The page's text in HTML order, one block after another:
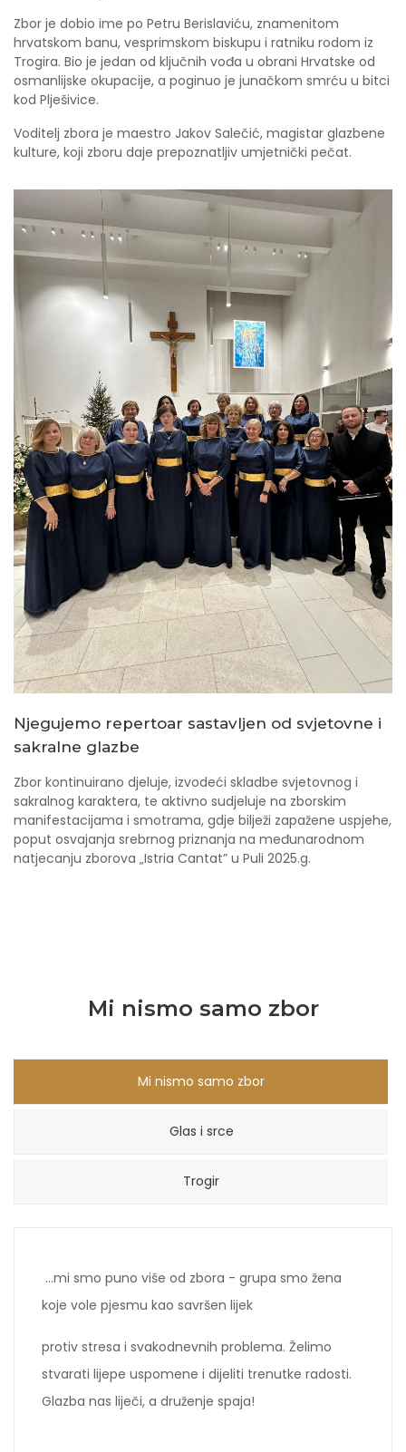
Zbor je dobio ime po Petru Berislaviću, znamenitom
hrvatskom banu, vesprimskom biskupu i ratniku rodom iz
Trogira. Bio je jedan od ključnih vođa u obrani Hrvatske od
osmanlijske okupacije, a poginuo je junačkom smrću u bitci
kod Plješivice.
Voditelj zbora je maestro Jakov Salečić, magistar glazbene
kulture, koji zboru daje prepoznatljiv umjetnički pečat.
Njegujemo repertoar sastavljen od svjetovne i
sakralne glazbe
Zbor kontinuirano djeluje, izvodeći skladbe svjetovnog i
sakralnog karaktera, te aktivno sudjeluje na zborskim
manifestacijama i smotrama, gdje bilježi zapažene uspjehe,
poput osvajanja srebrnog priznanja na međunarodnom
natjecanju zborova „Istria Cantat” u Puli 2025.g.
Mi nismo samo zbor
Mi nismo samo zbor
Glas i srce
Trogir
...mi smo puno više od zbora - grupa smo žena
koje vole pjesmu kao savršen lijek
protiv stresa i svakodnevnih problema. Želimo
stvarati lijepe uspomene i dijeliti trenutke radosti.
Glazba nas liječi, a druženje spaja!